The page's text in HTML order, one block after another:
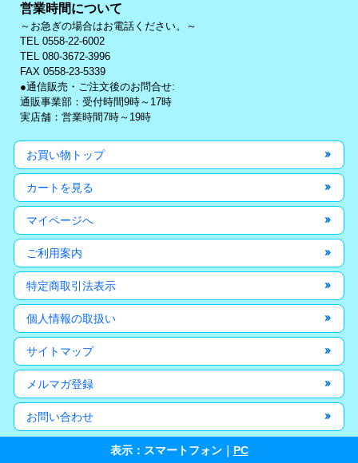
営業時間について
～お急ぎの場合はお電話ください。～
TEL 0558-22-6002
TEL 080-3672-3996
FAX 0558-23-5339
●通信販売・ご注文後のお問合せ:
通販事業部：受付時間9時～17時
実店舗：営業時間7時～19時
お買い物トップ
カートを見る
マイページへ
ご利用案内
特定商取引法表示
個人情報の取扱い
サイトマップ
メルマガ登録
お問い合わせ
表示：スマートフォン｜ PC